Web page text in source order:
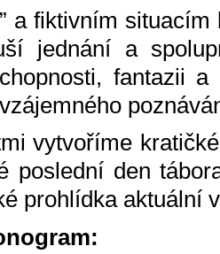
a fiktivním
jednání a
fantazii
vytvoříme
poslední den
prohlídka aktuální